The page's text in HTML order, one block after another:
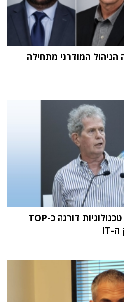
המודרני מתחילה
מחקר STKI השנתי: וואן טכנולוגיות דורגה כ-TOP